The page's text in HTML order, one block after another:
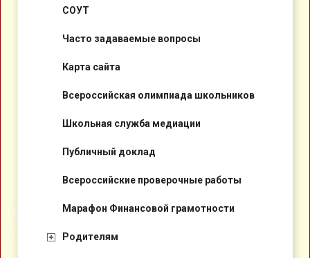
СОУТ
Часто задаваемые вопросы
Карта сайта
Всероссийская олимпиада школьников
Школьная служба медиации
Публичный доклад
Всероссийские проверочные работы
Марафон Финансовой грамотности
Родителям